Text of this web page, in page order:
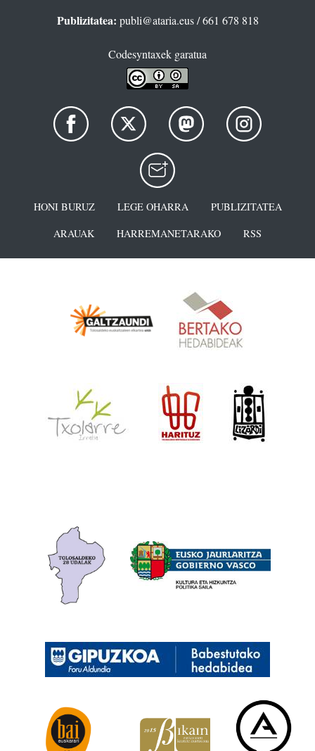
Publizitatea: publi@ataria.eus/ 661 678 818
Codesyntaxek garatua
HONI BURUZ LEGE OHARRA
PUBLIZITATEA
ARAUAK
HARREMANETARAKO RSS